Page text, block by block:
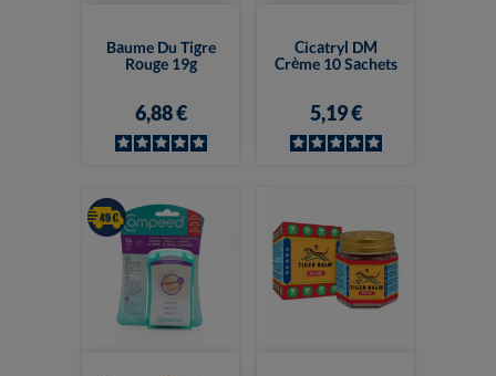
Baume Du Tigre
Rouge 19g
6,88 €
Cicatryl DM
Crème 10 Sachets
5,19 €